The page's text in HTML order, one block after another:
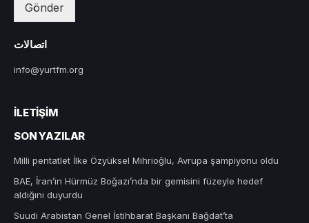
Gönder
اتصالات
info@yurtfm.org
İLETIŞIM
SON YAZILAR
Milli pentatlet İlke Özyüksel Mihrioğlu, Avrupa şampiyonu oldu
BAE, İran’ın Hürmüz Boğazı’nda bir gemisini füzeyle hedef
aldığını duyurdu
Suudi Arabistan Genel İstihbarat Başkanı Bağdat’ta